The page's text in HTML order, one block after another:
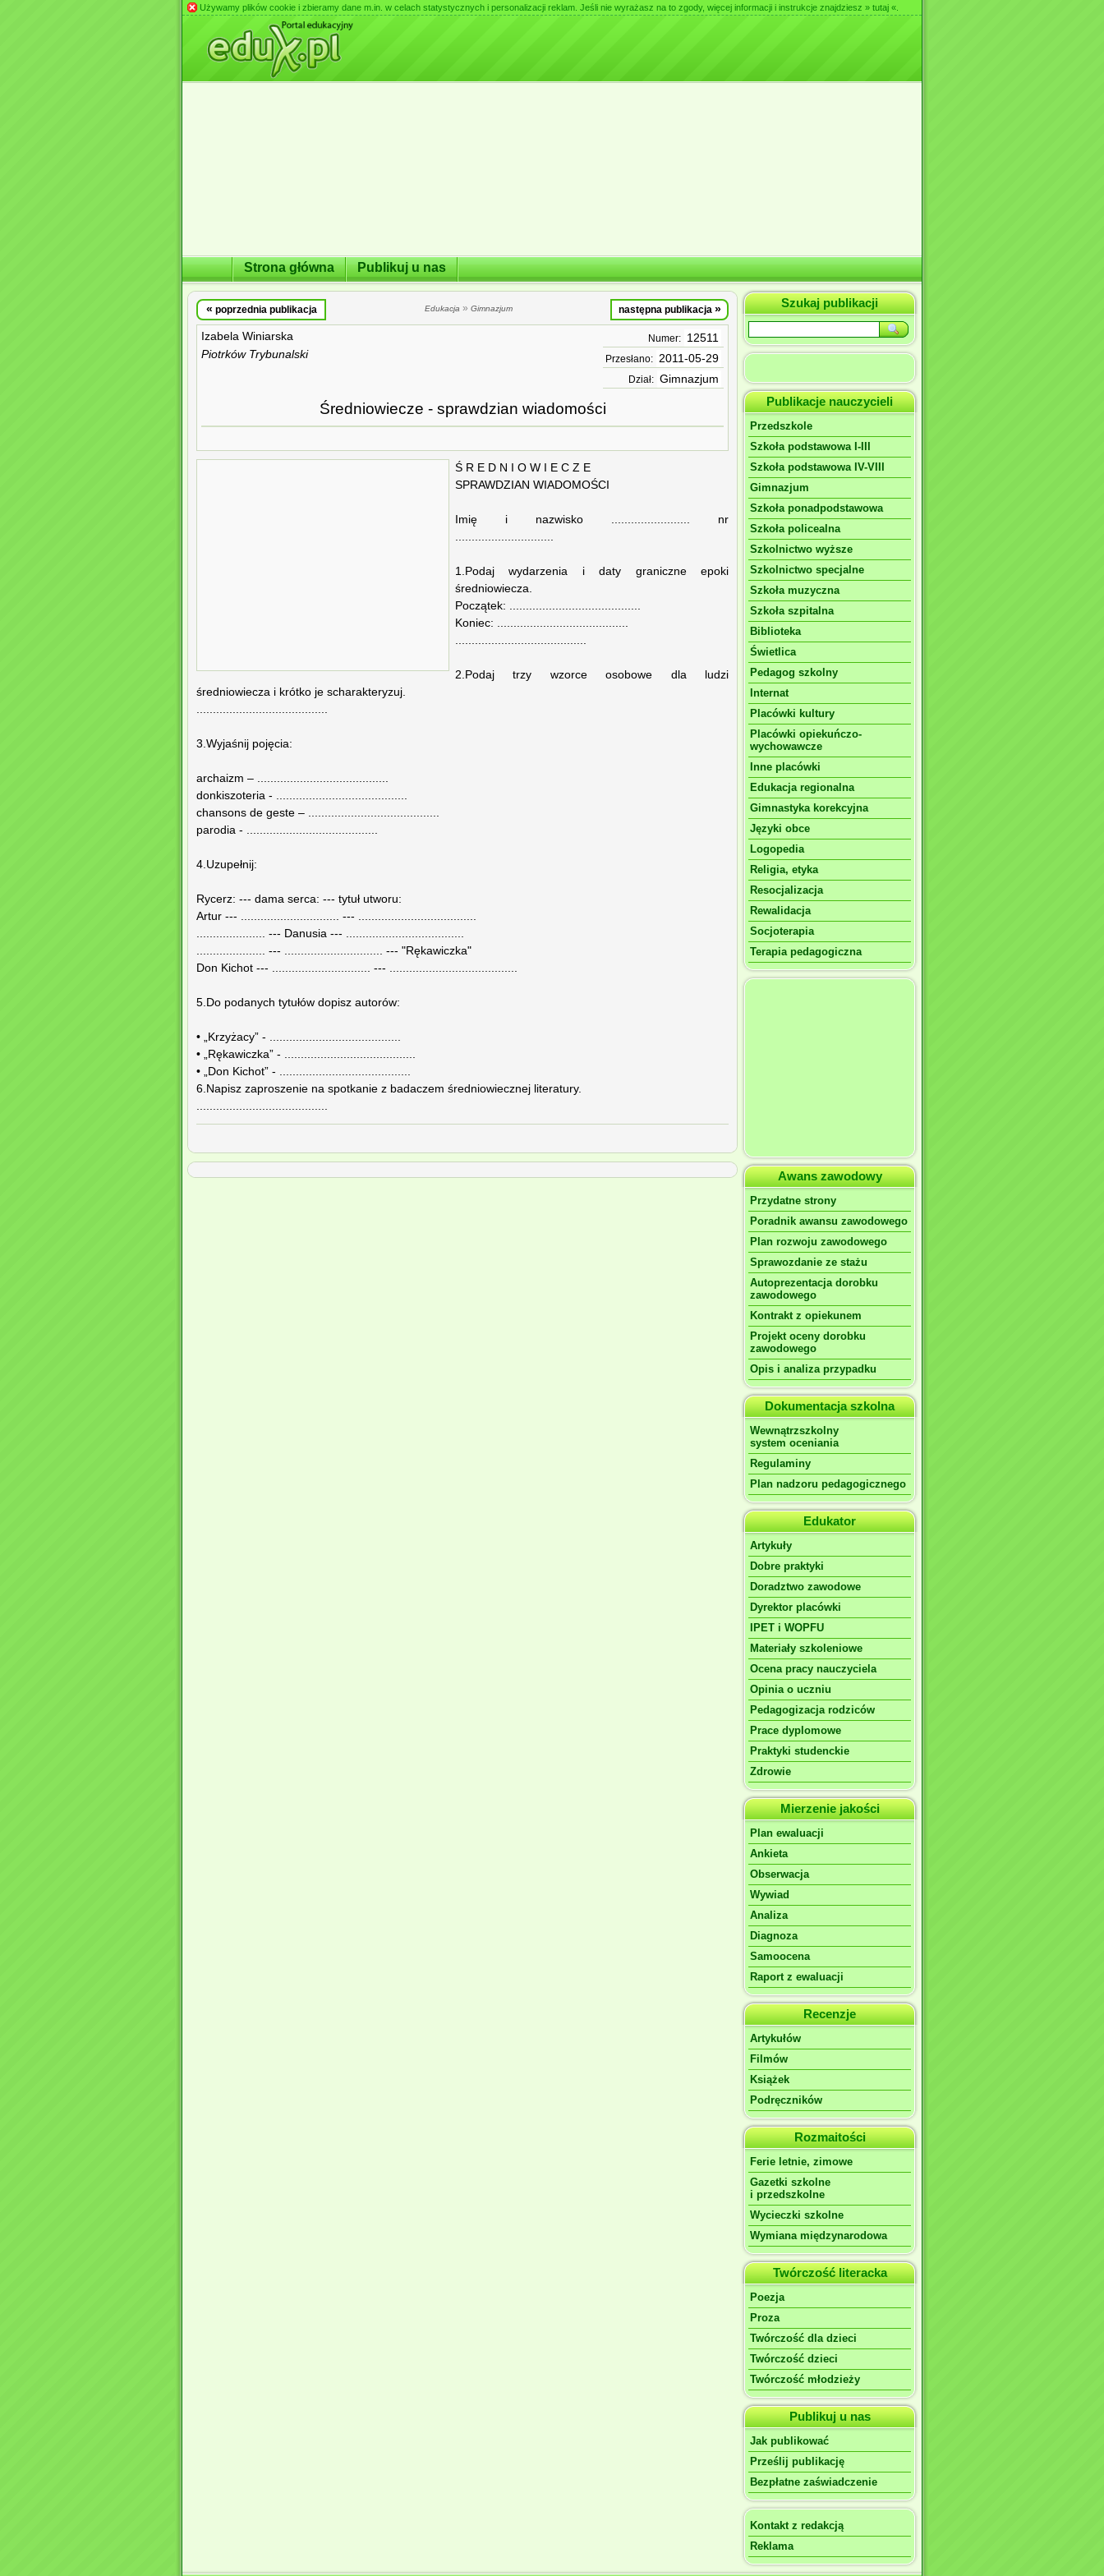
Używamy plików cookie i zbieramy dane m.in. w celach statystycznych i personalizacji reklam. Jeśli nie wyrażasz na to zgody, więcej informacji i instrukcje znajdziesz » tutaj «
Strona główna Publikuj u nas
« poprzednia publikacja Edukacja » Gimnazjum następna publikacja »
Izabela Winiarska
Piotrków Trybunalski
Numer: 12511
Przesłano: 2011-05-29
Dział: Gimnazjum
Średniowiecze - sprawdzian wiadomości
Ś R E D N I O W I E C Z E
SPRAWDZIAN WIADOMOŚCI
Imię i nazwisko ........................ nr
..............................
1.Podaj wydarzenia i daty graniczne epoki
średniowiecza.
Początek: ........................................
Koniec: ........................................
........................................
2.Podaj trzy wzorce osobowe dla ludzi
średniowiecza i krótko je scharakteryzuj.
........................................
3.Wyjaśnij pojęcia:
archaizm – ........................................
donkiszoteria - ........................................
chansons de geste – ........................................
parodia - ........................................
4.Uzupełnij:
Rycerz: --- dama serca: --- tytuł utworu:
Artur --- .............................. --- ....................................
..................... --- Danusia --- ....................................
..................... --- .............................. --- "Rękawiczka"
Don Kichot --- .............................. --- .......................................
5.Do podanych tytułów dopisz autorów:
• „Krzyżacy” - ........................................
• „Rękawiczka” - ........................................
• „Don Kichot” - ........................................
6.Napisz zaproszenie na spotkanie z badaczem średniowiecznej literatury.
........................................
Szukaj publikacji
Publikacje nauczycieli
Przedszkole
Szkoła podstawowa I-III
Szkoła podstawowa IV-VIII
Gimnazjum
Szkoła ponadpodstawowa
Szkoła policealna
Szkolnictwo wyższe
Szkolnictwo specjalne
Szkoła muzyczna
Szkoła szpitalna
Biblioteka
Świetlica
Pedagog szkolny
Internat
Placówki kultury
Placówki opiekuńczo-
wychowawcze
Inne placówki
Edukacja regionalna
Gimnastyka korekcyjna
Języki obce
Logopedia
Religia, etyka
Resocjalizacja
Rewalidacja
Socjoterapia
Terapia pedagogiczna
Awans zawodowy
Przydatne strony
Poradnik awansu zawodowego
Plan rozwoju zawodowego
Sprawozdanie ze stażu
Autoprezentacja dorobku
zawodowego
Kontrakt z opiekunem
Projekt oceny dorobku
zawodowego
Opis i analiza przypadku
Dokumentacja szkolna
Wewnątrzszkolny
system oceniania
Regulaminy
Plan nadzoru pedagogicznego
Edukator
Artykuły
Dobre praktyki
Doradztwo zawodowe
Dyrektor placówki
IPET i WOPFU
Materiały szkoleniowe
Ocena pracy nauczyciela
Opinia o uczniu
Pedagogizacja rodziców
Prace dyplomowe
Praktyki studenckie
Zdrowie
Mierzenie jakości
Plan ewaluacji
Ankieta
Obserwacja
Wywiad
Analiza
Diagnoza
Samoocena
Raport z ewaluacji
Recenzje
Artykułów
Filmów
Książek
Podręczników
Rozmaitości
Ferie letnie, zimowe
Gazetki szkolne
i przedszkolne
Wycieczki szkolne
Wymiana międzynarodowa
Twórczość literacka
Poezja
Proza
Twórczość dla dzieci
Twórczość dzieci
Twórczość młodzieży
Publikuj u nas
Jak publikować
Prześlij publikację
Bezpłatne zaświadczenie
Kontakt z redakcją
Reklama